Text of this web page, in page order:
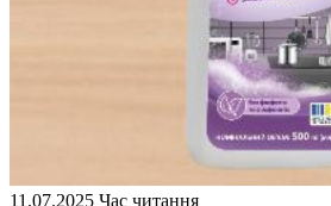
11.07.2025 Час читання